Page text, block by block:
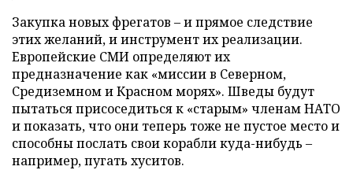
Закупка новых фрегатов – и прямое следствие
этих желаний, и инструмент их реализации.
Европейские СМИ определяют их
предназначение как «миссии в Северном,
Средиземном и Красном морях». Шведы будут
пытаться присоседиться к «старым» членам НАТО
и показать, что они теперь тоже не пустое место и
способны послать свои корабли куда-нибудь –
например, пугать хуситов.